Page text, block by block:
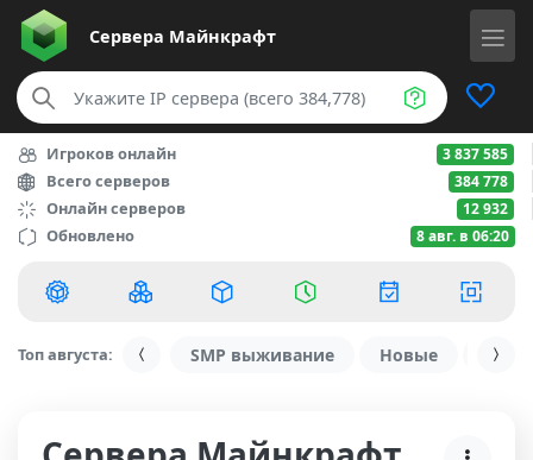
Сервера Майнкрафт
Игроков онлайн 3 837 585
Всего серверов 384 778
Онлайн серверов 12 932
Обновлено 8 авг. в 06:20
Топ августа: SMP выживание Новые С